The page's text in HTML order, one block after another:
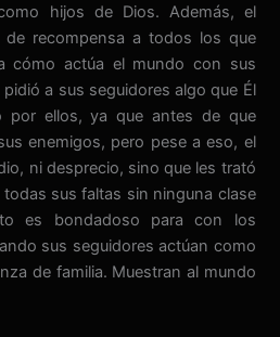
hijos de Dios. Además, el
de recompensa a todos los que
cómo actúa el mundo con sus
a sus seguidores algo que Él
por ellos, ya que antes de que
enemigos, pero pese a eso, el
ni desprecio, sino que les trató
sus faltas sin ninguna clase
es bondadoso para con los
sus seguidores actúan como
de familia. Muestran al mundo